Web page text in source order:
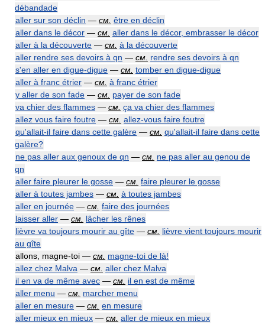
débandade
aller sur son déclin — см. être en déclin
aller dans le décor — см. aller dans le décor, embrasser le décor
aller à la découverte — см. à la découverte
aller rendre ses devoirs à qn — см. rendre ses devoirs à qn
s'en aller en digue-digue — см. tomber en digue-digue
aller à franc étrier — см. à franc étrier
y aller de son fade — см. payer de son fade
va chier des flammes — см. ça va chier des flammes
allez vous faire foutre — см. allez-vous faire foutre
qu'allait-il faire dans cette galère — см. qu'allait-il faire dans cette
galère?
ne pas aller aux genoux de qn — см. ne pas aller au genou de
qn
aller faire pleurer le gosse — см. faire pleurer le gosse
aller à toutes jambes — см. à toutes jambes
aller en journée — см. faire des journées
laisser aller — см. lâcher les rênes
lièvre va toujours mourir au gîte — см. lièvre vient toujours mourir
au gîte
allons, magne-toi — см. magne-toi de là!
allez chez Malva — см. aller chez Malva
il en va de même avec — см. il en est de même
aller menu — см. marcher menu
aller en mesure — см. en mesure
aller mieux en mieux — см. aller de mieux en mieux